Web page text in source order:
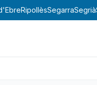
RipollèsSegarraSegrià